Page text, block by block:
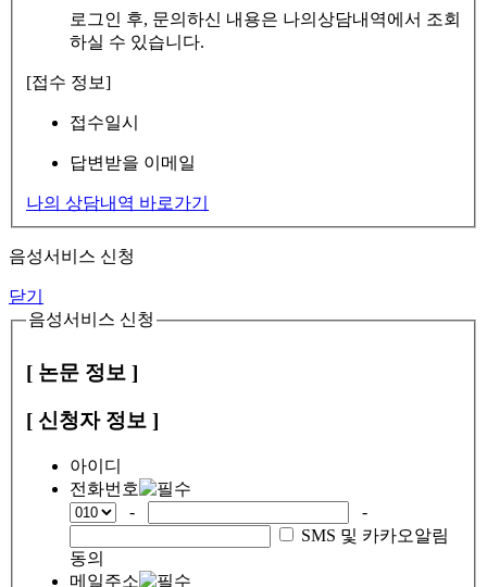
로그인 후, 문의하신 내용은 나의상담내역에서 조회
하실 수 있습니다.
[접수 정보]
접수일시
답변받을 이메일
나의 상담내역 바로가기
음성서비스 신청
닫기
음성서비스 신청
[ 논문 정보 ]
[ 신청자 정보 ]
아이디
전화번호
-
-
SMS 및 카카오알림
동의
메일주소